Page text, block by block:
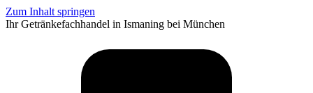
Zum Inhalt springen
Ihr Getränkefachhandel in Ismaning bei München